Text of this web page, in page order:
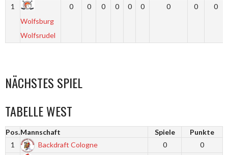
1
Wolfsburg
Wolfsrudel
0 0 0 0 0 0 0 0 0
NÄCHSTES SPIEL
TABELLE WEST
Pos.Mannschaft Spiele
Punkte
1
Backdraft Cologne 0
0